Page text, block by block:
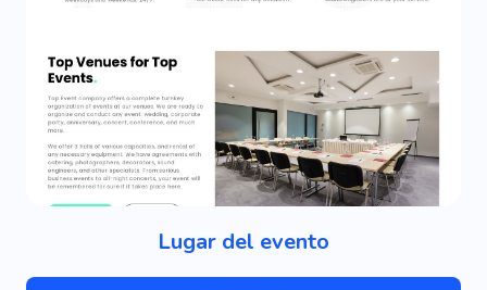
Lugar del evento